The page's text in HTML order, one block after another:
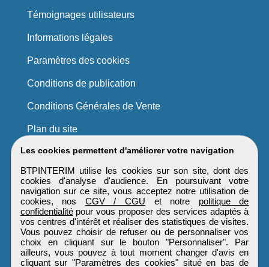
Les cookies permettent d'améliorer votre navigation
BTPINTERIM utilise les cookies sur son site, dont des
cookies d'analyse d'audience. En poursuivant votre
navigation sur ce site, vous acceptez notre utilisation de
cookies, nos CGV / CGU et notre politique de
confidentialitépour vous proposer des services adaptés à
vos centres d'intérêt et réaliser des statistiques de visites.
Vous pouvez choisir de refuser ou de personnaliser vos
choix en cliquant sur le bouton "Personnaliser". Par
ailleurs, vous pouvez à tout moment changer d'avis en
cliquant sur "Paramètres des cookies" situé en bas de
Témoignages utilisateurs
Informations légales
Paramètres des cookies
Conditions de publication
Conditions Générales de Vente
Plan du site